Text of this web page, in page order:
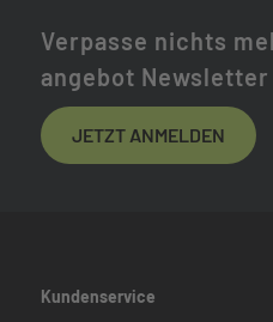
Verpasse nichts
angebot Newsletter
JETZT ANMELDEN
Kundenservice